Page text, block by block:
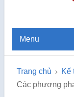
Menu
Trang chủ
Kế
Các phương